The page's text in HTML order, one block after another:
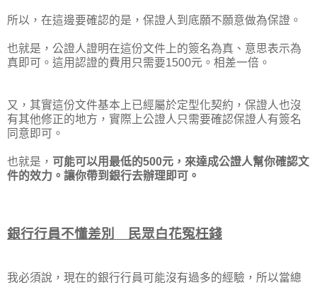
所以，在這邊要確認的是，保證人到底願不願意做為保證。
也就是，公證人證明在這份文件上的簽名為真、意思表示為
真即可。這用認證的費用只需要1500元。相差一倍。
又，其實這份文件基本上已經屬於定型化契約，保證人也沒
有其他修正的地方，實際上公證人只需要確認保證人有簽名
同意即可。
也就是， 可能可以用最低的500元，來達成公證人幫你確認文
件的效力。讓你帶到銀行去辦理即可。
銀行行員不懂差別 民眾白花冤枉錢
我必須說，現在的銀行行員可能沒有過多的經驗，所以當總